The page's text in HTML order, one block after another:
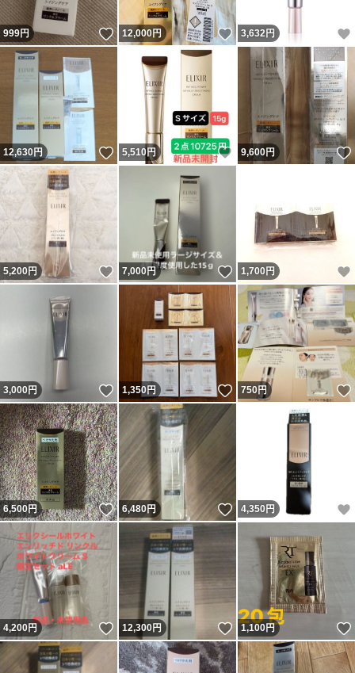
999円 いいね！
12,000円 いいね！
3,632円
12,630円 いいね！
5,510円 いいね！
9,600円
5,200円 いいね！
7,000円 いいね！
1,700 円
3,000円 いいね！
1,350円 いいね！
750円
6,500円 いいね！
6,480円 いいね！
4,350 円
4,200円 いいね！
12,300円 いいね！
1,100円